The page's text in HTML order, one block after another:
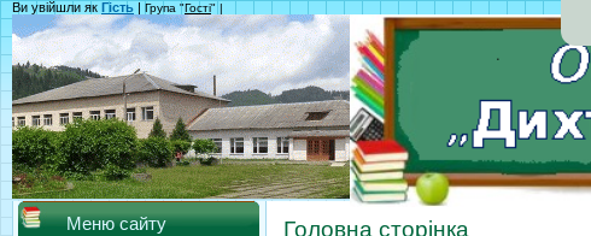
Ви увійшли як Гість | Група "Гості" |
Меню сайту Головна сторінка